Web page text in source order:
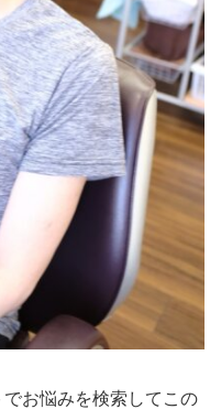
お悩みを検索してこの